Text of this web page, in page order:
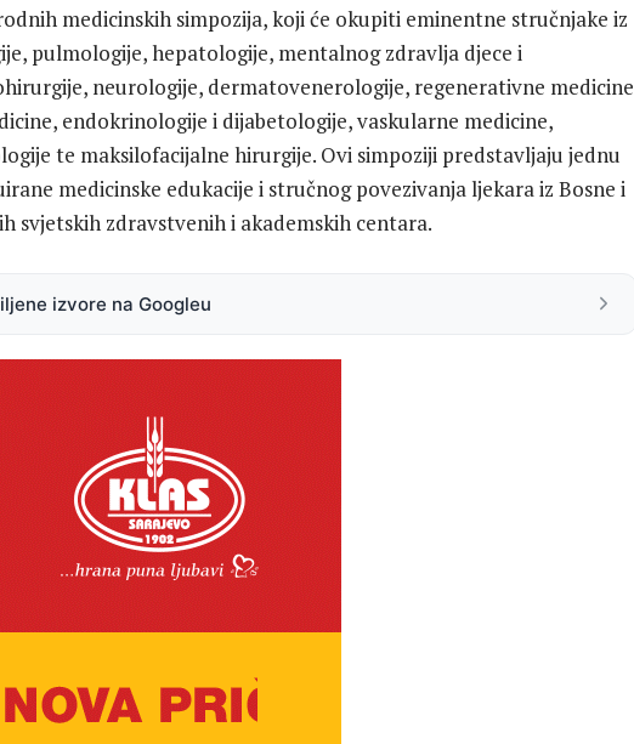
medicinskih simpozija, koji će okupiti eminentne stručnjake iz
pulmologije, hepatologije, mentalnog zdravlja djece i
neurologije, dermatovenerologije, regenerativne medicine
endokrinologije i dijabetologije, vaskularne medicine,
te maksilofacijalne hirurgije. Ovi simpoziji predstavljaju jednu
medicinske edukacije i stručnog povezivanja ljekara iz Bosne i
svjetskih zdravstvenih i akademskih centara.
izvore na Googleu